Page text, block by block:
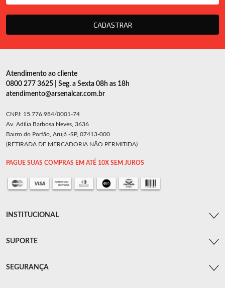
CADASTRAR
Atendimento ao cliente
0800 277 3625 | Seg. a Sexta 08h as 18h
atendimento@arsenalcar.com.br
CNPJ: 15.776.984/0001-74
Av. Adília Barbosa Neves, 3636
Bairro do Portão, Arujá -SP, 07413-000
(RETIRADA DE MERCADORIA NÃO PERMITIDA)
PAGUE SUAS COMPRAS EM ATÉ 10X SEM JUROS
INSTITUCIONAL
SUPORTE
SEGURANÇA